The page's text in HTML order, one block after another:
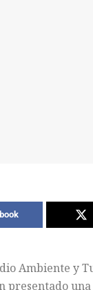
Ambiente y
presentado